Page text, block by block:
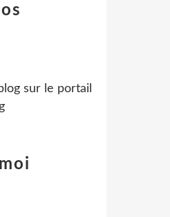
sur le portail